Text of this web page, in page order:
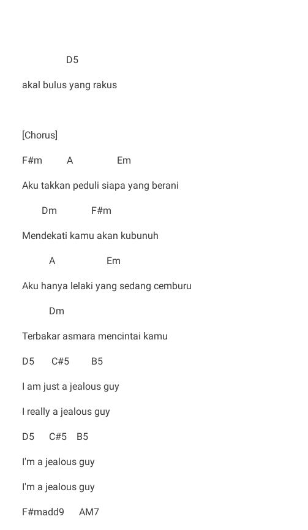
D5
akal bulus yang rakus
[Chorus]
F#m A Em
Aku takkan peduli siapa yang berani
Dm F#m
Mendekati kamu akan kubunuh
A Em
Aku hanya lelaki yang sedang cemburu
Dm
Terbakar asmara mencintai kamu
D5 C#5 B5
I am just a jealous guy
I really a jealous guy
D5 C#5 B5
I'm a jealous guy
I'm a jealous guy
F#madd9 AM7